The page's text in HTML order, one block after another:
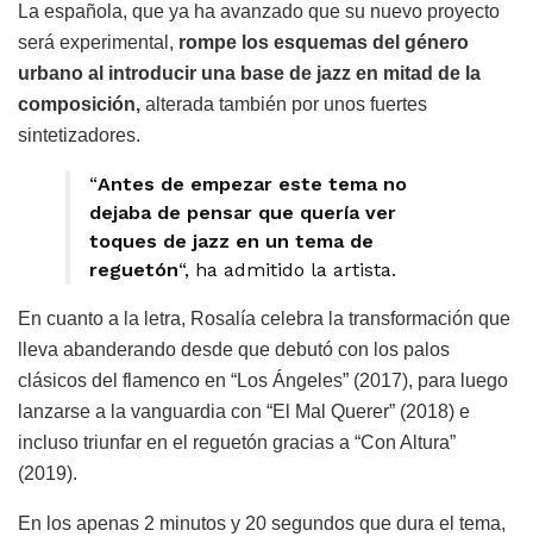
La española, que ya ha avanzado que su nuevo proyecto
será experimental, rompe los esquemas del género
urbano al introducir una base de jazz en mitad de la
composición, alterada también por unos fuertes
sintetizadores.
“Antes de empezar este tema no
dejaba de pensar que quería ver
toques de jazz en un tema de
reguetón“, ha admitido la artista.
En cuanto a la letra, Rosalía celebra la transformación que
lleva abanderando desde que debutó con los palos
clásicos del flamenco en “Los Ángeles” (2017), para luego
lanzarse a la vanguardia con “El Mal Querer” (2018) e
incluso triunfar en el reguetón gracias a “Con Altura”
(2019).
En los apenas 2 minutos y 20 segundos que dura el tema,